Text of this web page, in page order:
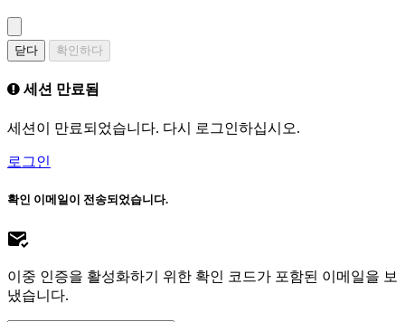
닫다 확인하다
세션 만료됨
세션이 만료되었습니다. 다시 로그인하십시오.
로그인
확인 이메일이 전송되었습니다.
이중 인증을 활성화하기 위한 확인 코드가 포함된 이메일을 보
냈습니다.